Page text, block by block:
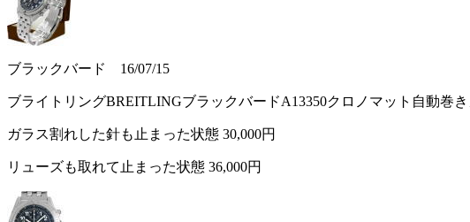
ブラックバード 16/07/15
ブライトリングBREITLINGブラックバードA13350クロノマット自動巻
ガラス割れした針も止まった状態 30,000円
リューズも取れて止まった状態 36,000円